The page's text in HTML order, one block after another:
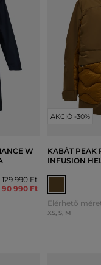
W
129 990 Ft
90 990 Ft
AKCIÓ -30%
KABÁT PEAK
INFUSION
Elérhető
XS, S, M